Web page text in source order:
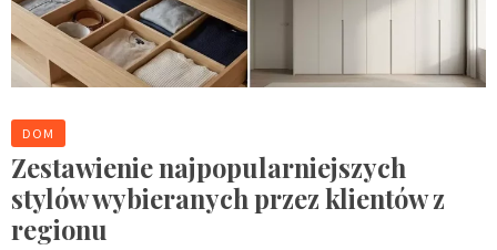
DOM
Zestawienie najpopularniejszych
stylów wybieranych przez klientów z
regionu